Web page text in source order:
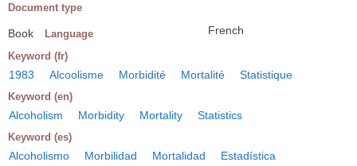
Document type
Book Language French
Keyword (fr)
1983 Alcoolisme Morbidité Mortalité Statistique
Keyword (en)
Alcoholism Morbidity Mortality Statistics
Keyword (es)
Alcoholismo Morbilidad Mortalidad Estadística